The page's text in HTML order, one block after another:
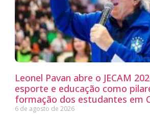
Leonel Pavan abre o JECAM
esporte e educação como
formação dos estudantes em
6 de agosto de 2026